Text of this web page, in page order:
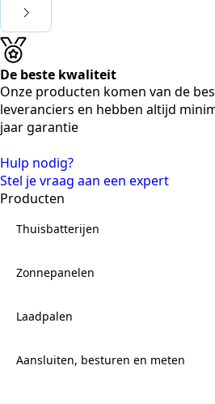
De beste kwaliteit
Onze producten komen van de
leveranciers en hebben altijd
jaar garantie
Hulp nodig?
Stel je vraag aan een expert
Producten
Thuisbatterijen
Zonnepanelen
Laadpalen
Aansluiten, besturen en meten